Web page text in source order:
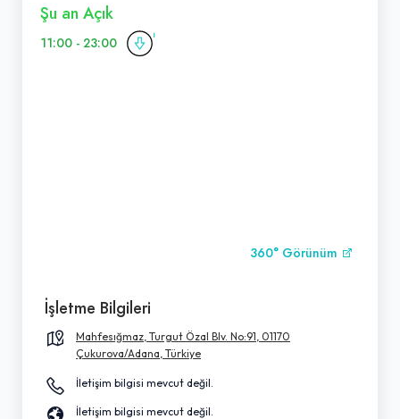
Şu an Açık
11:00 - 23:00
360° Görünüm
İşletme Bilgileri
Mahfesığmaz, Turgut Özal Blv. No:91, 01170
Çukurova/Adana, Türkiye
İletişim bilgisi mevcut değil.
İletişim bilgisi mevcut değil.